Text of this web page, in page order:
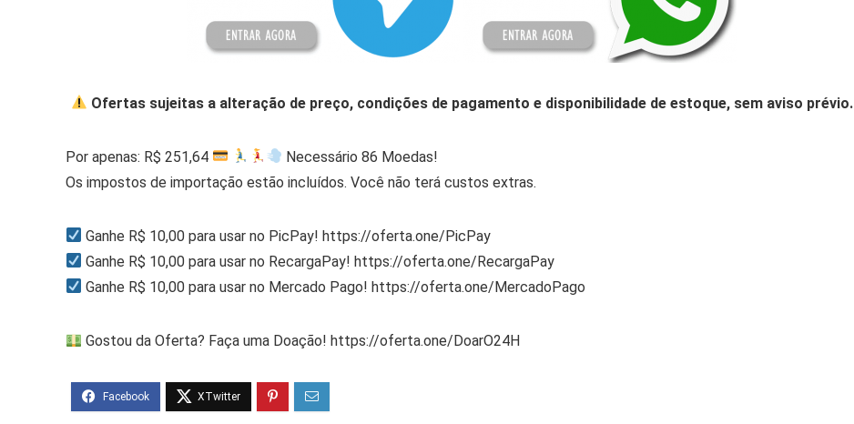
Ofertas sujeitas a alteração de preço, condições de pagamento e disponibilidade de estoque, sem aviso prévio.
Por apenas: R$ 251,64
Necessário 86 Moedas!
Os impostos de importação estão incluídos. Você não terá custos extras.
Ganhe R$ 10,00 para usar no PicPay! https://oferta.one/PicPay
Ganhe R$ 10,00 para usar no RecargaPay! https://oferta.one/RecargaPay
Ganhe R$ 10,00 para usar no Mercado Pago! https://oferta.one/MercadoPago
Gostou da Oferta? Faça uma Doação! https://oferta.one/DoarO24H